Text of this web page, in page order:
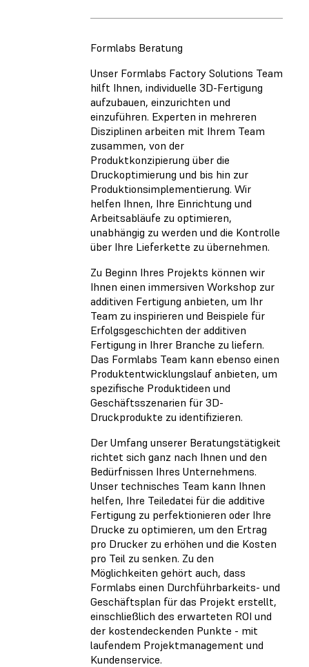
Formlabs Beratung
Unser Formlabs Factory Solutions Team
hilft Ihnen, individuelle 3D-Fertigung
aufzubauen, einzurichten und
einzuführen. Experten in mehreren
Disziplinen arbeiten mit Ihrem Team
zusammen, von der
Produktkonzipierung über die
Druckoptimierung und bis hin zur
Produktionsimplementierung. Wir
helfen Ihnen, Ihre Einrichtung und
Arbeitsabläufe zu optimieren,
unabhängig zu werden und die Kontrolle
über Ihre Lieferkette zu übernehmen.
Zu Beginn Ihres Projekts können wir
Ihnen einen immersiven Workshop zur
additiven Fertigung anbieten, um Ihr
Team zu inspirieren und Beispiele für
Erfolgsgeschichten der additiven
Fertigung in Ihrer Branche zu liefern.
Das Formlabs Team kann ebenso einen
Produktentwicklungslauf anbieten, um
spezifische Produktideen und
Geschäftsszenarien für 3D-
Druckprodukte zu identifizieren.
Der Umfang unserer Beratungstätigkeit
richtet sich ganz nach Ihnen und den
Bedürfnissen Ihres Unternehmens.
Unser technisches Team kann Ihnen
helfen, Ihre Teiledatei für die additive
Fertigung zu perfektionieren oder Ihre
Drucke zu optimieren, um den Ertrag
pro Drucker zu erhöhen und die Kosten
pro Teil zu senken. Zu den
Möglichkeiten gehört auch, dass
Formlabs einen Durchführbarkeits- und
Geschäftsplan für das Projekt erstellt,
einschließlich des erwarteten ROI und
der kostendeckenden Punkte - mit
laufendem Projektmanagement und
Kundenservice.